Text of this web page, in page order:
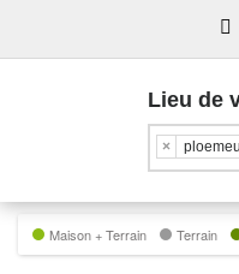
Lieu de
×
Maison + Terrain Terrain